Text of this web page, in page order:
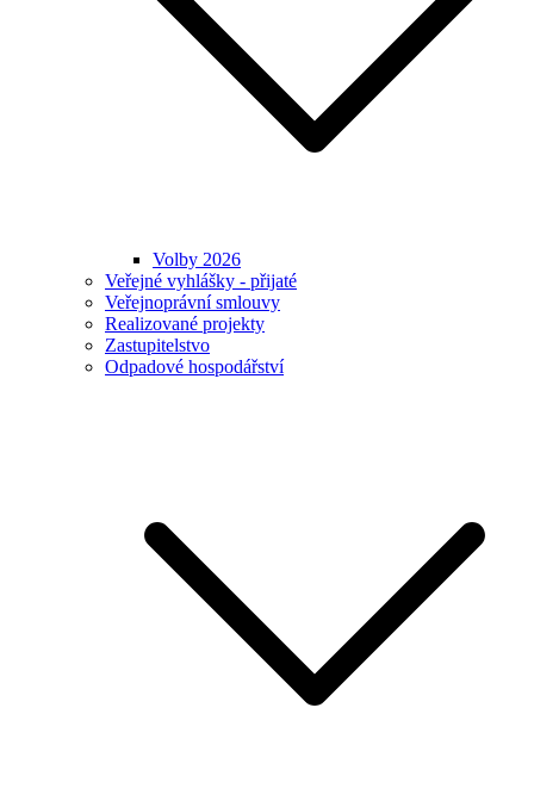
Volby 2026
Veřejné vyhlášky - přijaté
Veřejnoprávní smlouvy
Realizované projekty
Zastupitelstvo
Odpadové hospodářství